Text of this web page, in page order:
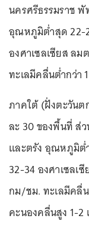
นครศรีธรรมราช
อุณหภูมิต่ำสุด 22-
องศาเซลเซียส ลม
ทะเลมีคลื่นต่ำกว่า
ภาคใต้ (ฝั่งตะวัน
ละ 30 ของพื้นที่ ส่
และตรัง อุณหภูมิต่
32-34 องศาเซลเ
กม/ชม. ทะเลมีคลื่
คะนองคลื่นสูง 1-2